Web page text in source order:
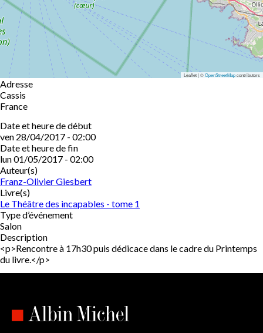
Leaflet | ©OpenStreetMapcontributors
Adresse
Cassis
France
Date et heure de début
ven 28/04/2017 - 02:00
Date et heure de fin
lun 01/05/2017 - 02:00
Auteur(s)
Franz-Olivier Giesbert
Livre(s)
Le Théâtre des incapables - tome 1
Type d’événement
Salon
Description
<p>Rencontre à 17h30 puis dédicace dans le cadre du Printemps
du livre.</p>